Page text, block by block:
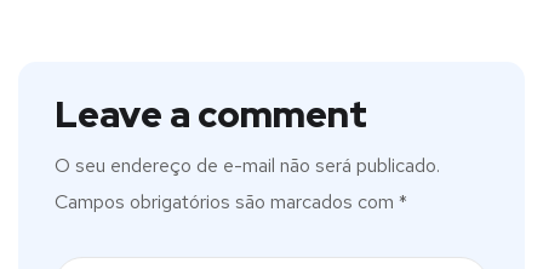
Leave a comment
O seu endereço de e-mail não será publicado.
Campos obrigatórios são marcados com *